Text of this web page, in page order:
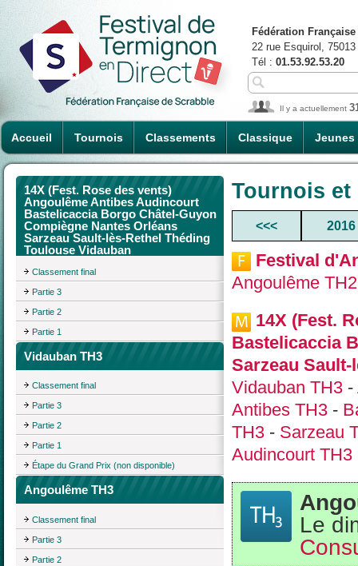
Accueil Tournois Classements Classique Jeunes
Fédération
22 rue Esquirol,
Tél : 01.53.92.53.20
Il y a actuellement
14X (Fest. Rose des vents)
Angoulême Antibes Audincourt
Bastelicaccia Borgo Châtel-Guyon
Compiègne Nantes Orléans
Sarzeau Sault-lès-Rethel Théding
Toulouse Vidauban
Classement final
Partie 3
Partie 2
Partie 1
Vidauban TH3
Classement final
Partie 3
Partie 2
Partie 1
Étape du Grand Prix (non disponible)
Angoulême TH3
Classement final
Partie 3
Partie 2
Tournois
<<< 2016
Festival
Angoulême
14X (Fest.
Bastelicaccia
Sarzeau
Vidauban TH3 -
Antibes TH3 -
TH3 - Sarzeau
Audincourt TH3
Le